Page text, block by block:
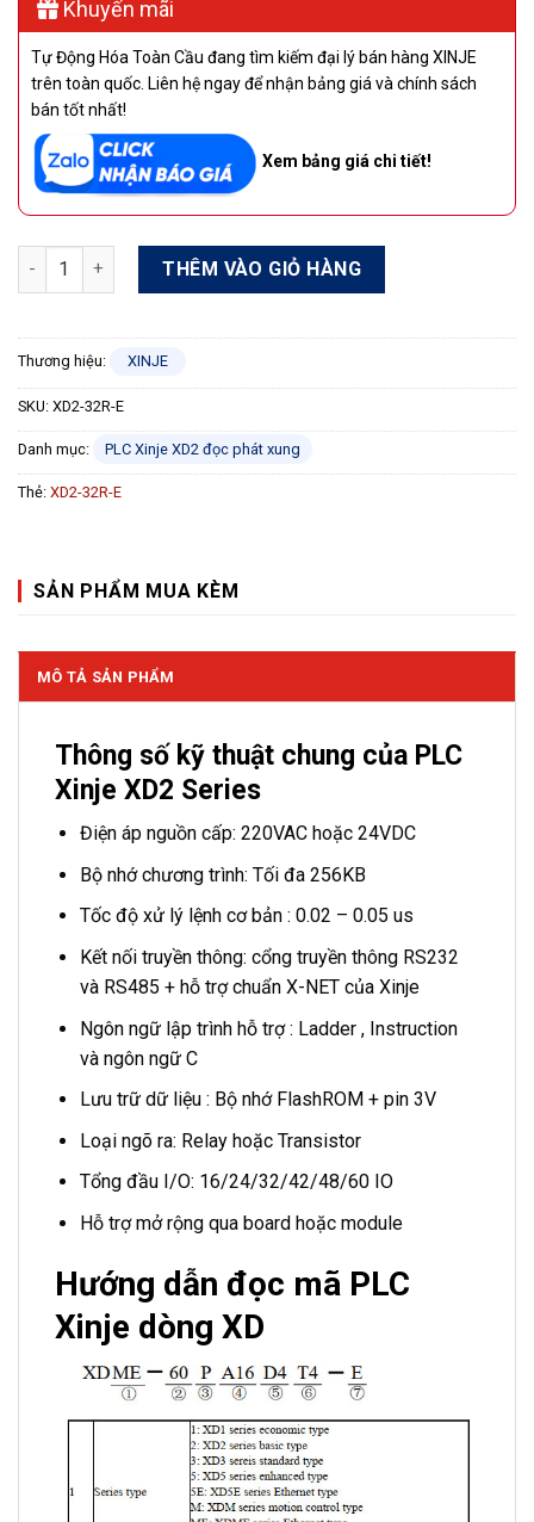
Khuyến mãi
Tự Động Hóa Toàn Cầu đang tìm kiếm đại lý bán hàng XINJE
trên toàn quốc. Liên hệ ngay để nhận bảng giá và chính sách
bán tốt nhất!
Xem bảng giá chi tiết!
PLC Xinje XD2-32R-E 18 In/14 Out Relay 220VAC số lượng
THÊM VÀO GIỎ HÀNG
Thương hiệu: XINJE
SKU: XD2-32R-E
Danh mục: PLC Xinje XD2 đọc phát xung
Thẻ: XD2-32R-E
SẢN PHẨM MUA KÈM
MÔ TẢ SẢN PHẨM
Thông số kỹ thuật chung của PLC
Xinje XD2 Series
Điện áp nguồn cấp: 220VAC hoặc 24VDC
Bộ nhớ chương trình: Tối đa 256KB
Tốc độ xử lý lệnh cơ bản : 0.02 – 0.05 us
Kết nối truyền thông: cổng truyền thông RS232
và RS485 + hỗ trợ chuẩn X-NET của Xinje
Ngôn ngữ lập trình hỗ trợ : Ladder , Instruction
và ngôn ngữ C
Lưu trữ dữ liệu : Bộ nhớ FlashROM + pin 3V
Loại ngõ ra: Relay hoặc Transistor
Tổng đầu I/O: 16/24/32/42/48/60 IO
Hỗ trợ mở rộng qua board hoặc module
Hướng dẫn đọc mã PLC
Xinje dòng XD